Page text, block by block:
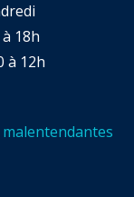
18h
à 12h